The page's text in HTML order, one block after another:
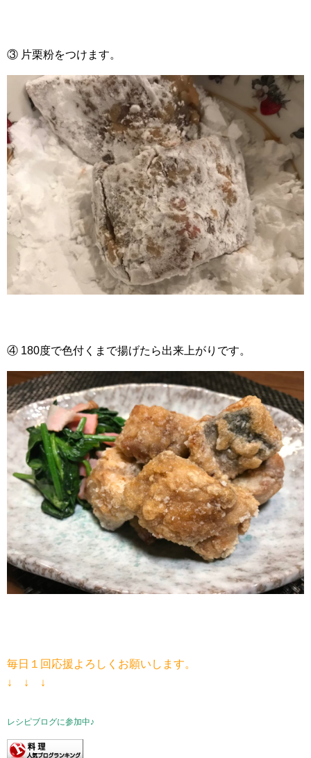
③ 片栗粉をつけます。
④ 180度で色付くまで揚げたら出来上がりです。
毎日１回応援よろしくお願いします。
↓ ↓ ↓
レシピブログに参加中♪